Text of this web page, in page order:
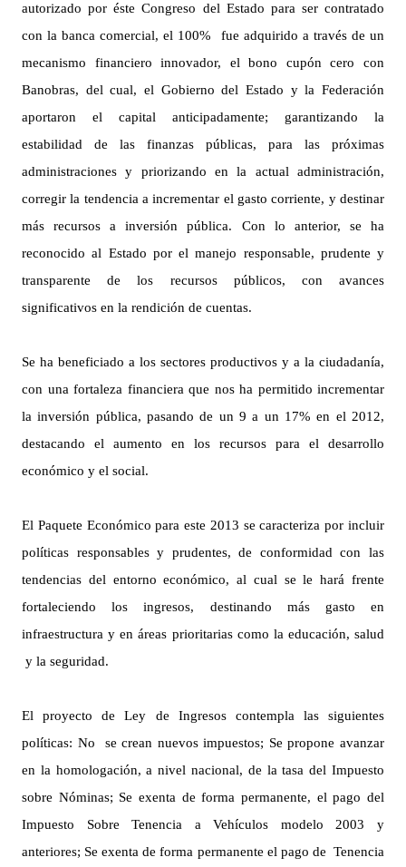
autorizado por éste Congreso del Estado para ser contratado
con la banca comercial, el 100% fue adquirido a través de un
mecanismo financiero innovador, el bono cupón cero con
Banobras, del cual, el Gobierno del Estado y la Federación
aportaron el capital anticipadamente; garantizando la
estabilidad de las finanzas públicas, para las próximas
administraciones y priorizando en la actual administración,
corregir la tendencia a incrementar el gasto corriente, y destinar
más recursos a inversión pública. Con lo anterior, se ha
reconocido al Estado por el manejo responsable, prudente y
transparente de los recursos públicos, con avances
significativos en la rendición de cuentas.
Se ha beneficiado a los sectores productivos y a la ciudadanía,
con una fortaleza financiera que nos ha permitido incrementar
la inversión pública, pasando de un 9 a un 17% en el 2012,
destacando el aumento en los recursos para el desarrollo
económico y el social.
El Paquete Económico para este 2013 se caracteriza por incluir
políticas responsables y prudentes, de conformidad con las
tendencias del entorno económico, al cual se le hará frente
fortaleciendo los ingresos, destinando más gasto en
infraestructura y en áreas prioritarias como la educación, salud
y la seguridad.
El proyecto de Ley de Ingresos contempla las siguientes
políticas: No se crean nuevos impuestos; Se propone avanzar
en la homologación, a nivel nacional, de la tasa del Impuesto
sobre Nóminas; Se exenta de forma permanente, el pago del
Impuesto Sobre Tenencia a Vehículos modelo 2003 y
anteriores; Se exenta de forma permanente el pago de Tenencia